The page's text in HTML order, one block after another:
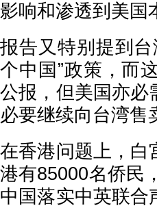
影响和渗透到美国
报告又特别提到
个中国”政策，而
公报，但美国亦必
必要继续向台湾售
在香港问题上，白
港有85000名侨民
中国落实中英联合